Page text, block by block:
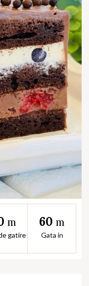
m
gatire
60 m
Gata in